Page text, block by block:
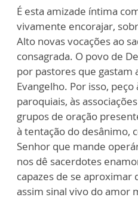
É esta amizade íntima
vivamente encorajar,
Alto novas vocações ao
consagrada. O povo de
por pastores que gastam
Evangelho. Por isso,
paroquiais, às
grupos de oração
à tentação do desânimo,
Senhor que mande
nos dê sacerdotes
capazes de se aproximar
assim sinal vivo do amor